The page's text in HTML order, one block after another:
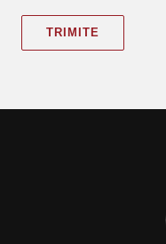
TRIMITE